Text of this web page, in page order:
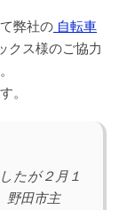
弊社の 自転車
クス様のご協力
。
たが２月１
野田市主